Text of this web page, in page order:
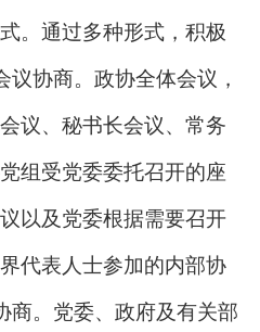
通过多种形式，积极
协商。政协全体会议，
议、秘书长会议、常务
组受党委委托召开的座
以及党委根据需要召开
代表人士参加的内部协
商。党委、政府及有关部